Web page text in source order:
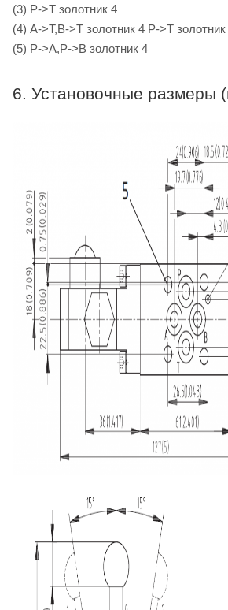
(3) P->T золотник 4
(4) A->T,B->T золотник 4 P->T
(5) P->A,P->B золотник 4
6. Установочные размеры